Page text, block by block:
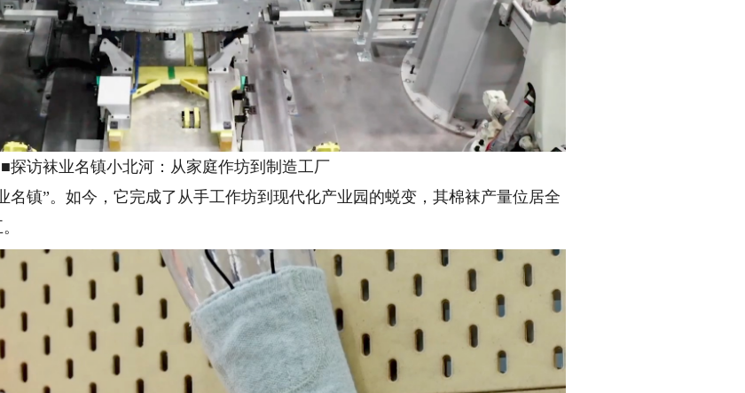
访袜业名镇小北河：从家庭作坊到制造工厂
镇”。如今，它完成了从手工作坊到现代化产业园的蜕变，其棉袜产量位居全